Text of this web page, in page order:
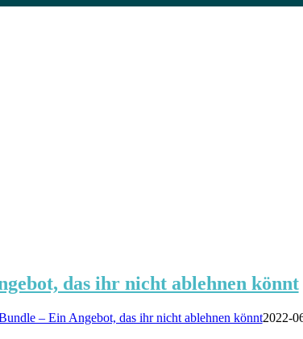
das ihr nicht ablehnen könnt
– Ein Angebot, das ihr nicht ablehnen könnt2022-